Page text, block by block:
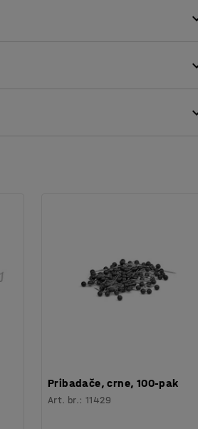
kontrolu napetosti pri natezanju i
Pribadače, crne, 100-pak
Art. br.:11429